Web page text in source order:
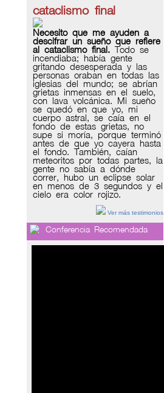
cataclismo final
Necesito que me ayuden a
descifrar un sueño que refiere
al cataclismo final.Todo se
incendiaba; había gente
gritando desesperada y las
personas oraban en todas las
iglesias del mundo; se abrían
grietas inmensas en el suelo,
con lava volcánica. Mi sueño
se quedó en que yo, mi
cuerpo astral, se caía en el
fondo de estas grietas, no
supe si moría, porque terminó
antes de que yo cayera hasta
el fondo. También, caían
meteoritos por todas partes, la
gente no sabía a dónde
correr, hubo un eclipse solar
en menos de 3 segundos y el
cielo era color rojizo.
Ver más testimonios
Conferencia Recomendada